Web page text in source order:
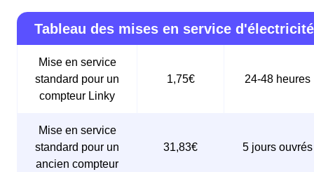
Tableau des mises en service d'électricité
Mise en service
standard pour un
compteur Linky
1,75€ 24-48 heures
Mise en service
standard pour un
ancien compteur
31,83€ 5 jours ouvrés